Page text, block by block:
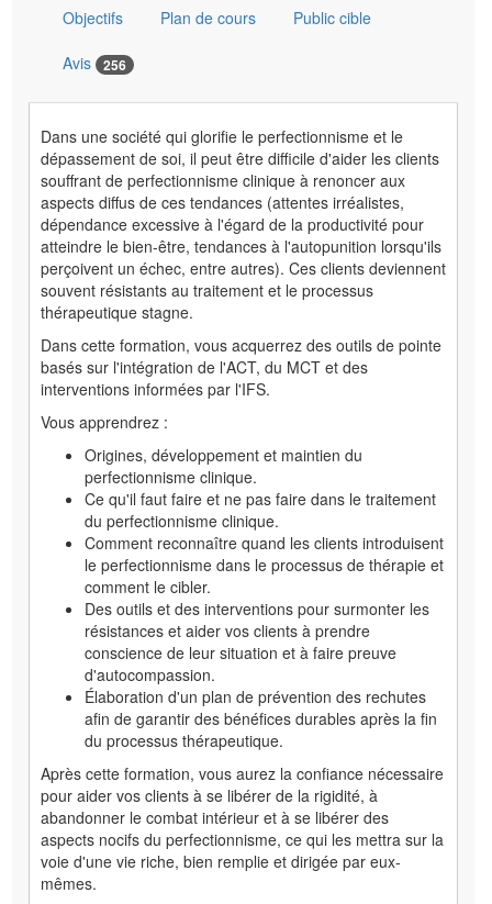
Objectifs Plan de cours Public cible
Avis 256
Dans une société qui glorifie le perfectionnisme et le
dépassement de soi, il peut être difficile d'aider les clients
souffrant de perfectionnisme clinique à renoncer aux
aspects diffus de ces tendances (attentes irréalistes,
dépendance excessive à l'égard de la productivité pour
atteindre le bien-être, tendances à l'autopunition lorsqu'ils
perçoivent un échec, entre autres). Ces clients deviennent
souvent résistants au traitement et le processus
thérapeutique stagne.
Dans cette formation, vous acquerrez des outils de pointe
basés sur l'intégration de l'ACT, du MCT et des
interventions informées par l'IFS.
Vous apprendrez :
Origines, développement et maintien du
perfectionnisme clinique.
Ce qu'il faut faire et ne pas faire dans le traitement
du perfectionnisme clinique.
Comment reconnaître quand les clients introduisent
le perfectionnisme dans le processus de thérapie et
comment le cibler.
Des outils et des interventions pour surmonter les
résistances et aider vos clients à prendre
conscience de leur situation et à faire preuve
d'autocompassion.
Élaboration d'un plan de prévention des rechutes
afin de garantir des bénéfices durables après la fin
du processus thérapeutique.
Après cette formation, vous aurez la confiance nécessaire
pour aider vos clients à se libérer de la rigidité, à
abandonner le combat intérieur et à se libérer des
aspects nocifs du perfectionnisme, ce qui les mettra sur la
voie d'une vie riche, bien remplie et dirigée par eux-
mêmes.